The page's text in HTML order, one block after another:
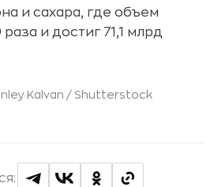
и сахара, где объем
и достиг 71,1 млрд
Kalvan / Shutterstock